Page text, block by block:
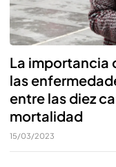
La importancia
las
entre las diez
mortalidad
15/03/2023